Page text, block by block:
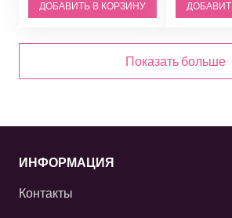
ДОБАВИТЬ В КОРЗИНУ
Показать больше
ИНФОРМАЦИЯ
Контакты